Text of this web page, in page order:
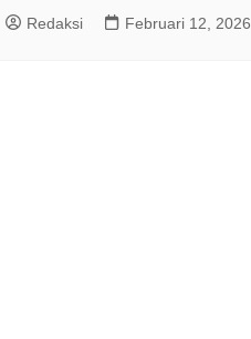
Redaksi Februari 12, 2026